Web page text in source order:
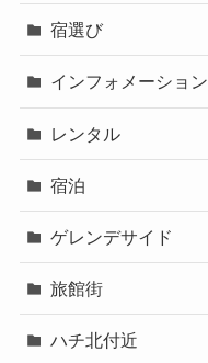
宿選び
インフォメーション
レンタル
宿泊
ゲレンデサイド
旅館街
ハチ北付近